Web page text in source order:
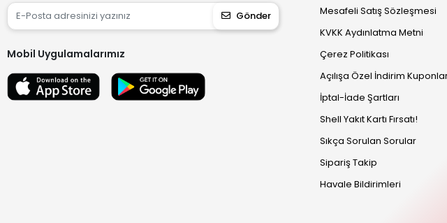
Gönder
Mobil Uygulamalarımız
Mesafeli Satış Sözleşmesi
KVKK Aydınlatma Metni
Çerez Politikası
Açılışa Özel İndirim
İptal-İade Şartları
Shell Yakıt Kartı Fırsatı!
Sıkça Sorulan Sorular
Sipariş Takip
Havale Bildirimleri